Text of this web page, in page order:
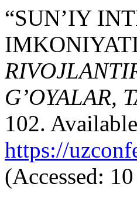
“SUN’IY
G’OYALAR,
102.
https://
(Accessed: